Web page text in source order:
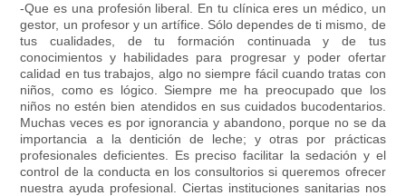
-Que es una profesión liberal. En tu clínica eres un médico, un
gestor, un profesor y un artífice. Sólo dependes de ti mismo, de
tus cualidades, de tu formación continuada y de tus
conocimientos y habilidades para progresar y poder ofertar
calidad en tus trabajos, algo no siempre fácil cuando tratas con
niños, como es lógico. Siempre me ha preocupado que los
niños no estén bien atendidos en sus cuidados bucodentarios.
Muchas veces es por ignorancia y abandono, porque no se da
importancia a la dentición de leche; y otras por prácticas
profesionales deficientes. Es preciso facilitar la sedación y el
control de la conducta en los consultorios si queremos ofrecer
nuestra ayuda profesional. Ciertas instituciones sanitarias nos